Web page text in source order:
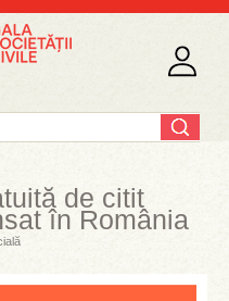
de citit
în România